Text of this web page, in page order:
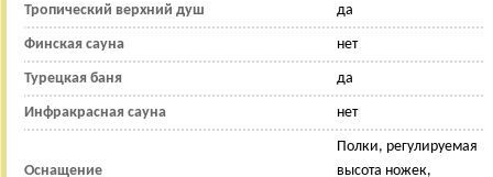
Тропический верхний душ да
Финская сауна нет
Турецкая баня да
Инфракрасная сауна нет
Оснащение
Полки, регулируемая
высота ножек,